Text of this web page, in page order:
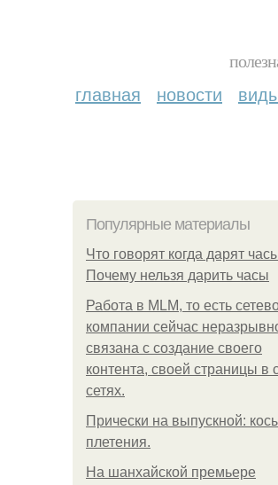
главная новости
Популярные материалы
Что говорят когда дарят
Почему нельзя дарить часы
Работа в MLM, то есть
компании сейчас
связана с создание своего
контента, своей страницы в
сетях.
Прически на выпускной:
плетения.
На шанхайской премьере